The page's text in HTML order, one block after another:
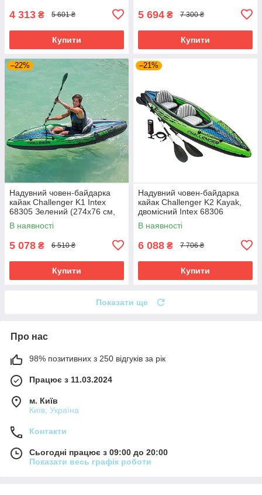
4 313 ₴ 5 601 ₴
Купити
5 694 ₴ 7 300 ₴
Купити
–22%
Надувний човен-байдарка
кайак Challenger K1 Intex
68305 Зелений (274х76 см,
весло, насос)
В наявності
5 078 ₴ 6 510 ₴
Купити
–21%
Надувний човен-байдарка
кайак Challenger K2 Kayak,
двомісний Intex 68306
Зелений
В наявності
6 088 ₴ 7 706 ₴
Купити
Показати ще
Про нас
98% позитивних з 250 відгуків за рік
Працює з 11.03.2024
м. Київ
Київ, Україна
Контакти
Сьогодні працює з 09:00 до 20:00
Показати весь графік роботи